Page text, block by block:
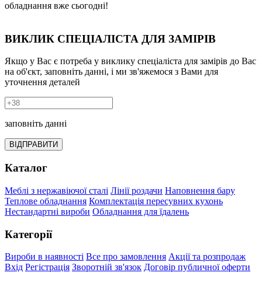
обладнання вже сьогодні!
ВИКЛИК СПЕЦІАЛІСТА ДЛЯ ЗАМІРІВ
Якщо у Вас є потреба у виклику спеціаліста для замірів до Вас
на об'єкт, заповніть данні, і ми зв'яжемося з Вами для
уточнення деталей
заповніть данні
ВІДПРАВИТИ
Каталог
Меблі з нержавіючої сталі Лінії роздачи Наповнення бару
Теплове обладнання Комплектація пересувних кухонь
Нестандартні вироби Обладнання для їдалень
Категорії
Вироби в наявності Все про замовлення Акції та розпродаж
Вхід Регістрація Зворотній зв'язок Договір публичної оферти